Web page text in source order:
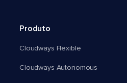
Produto
Cloudways Flexible
Cloudways Autonomous